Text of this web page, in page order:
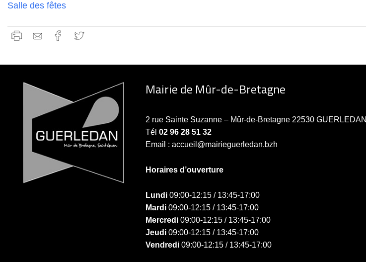
Salle des fêtes
Mairie de Mûr-de-Bretagne
2 rue Sainte Suzanne – Mûr-de-Bretagne 22530 GUERLEDAN
Tél 02 96 28 51 32
Email : accueil@mairieguerledan.bzh
Horaires d’ouverture
Lundi09:00-12:15 / 13:45-17:00
Mardi09:00-12:15 / 13:45-17:00
Mercredi09:00-12:15 / 13:45-17:00
Jeudi09:00-12:15 / 13:45-17:00
Vendredi09:00-12:15 / 13:45-17:00